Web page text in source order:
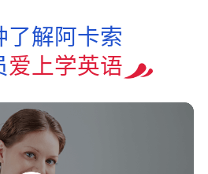
了解阿卡索
爱上学英语